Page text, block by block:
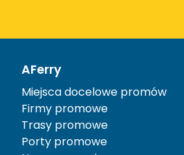
AFerry
Miejsca docelowe promów
Firmy promowe
Trasy promowe
Porty promowe